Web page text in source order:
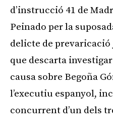
d’instrucció 41 de
Peinado per la
delicte de
que descarta
causa sobre Begoña
l’executiu espanyol,
concurrent d’un dels